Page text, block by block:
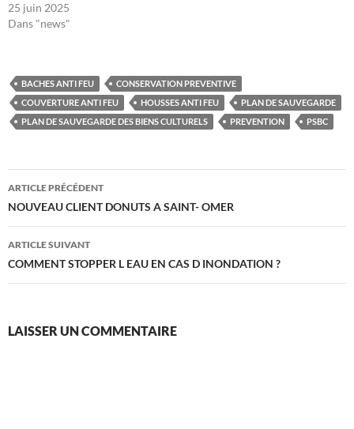
25 juin 2025
Dans "news"
BACHES ANTI FEU
CONSERVATION PREVENTIVE
COUVERTURE ANTI FEU
HOUSSES ANTI FEU
PLAN DE SAUVEGARDE
PLAN DE SAUVEGARDE DES BIENS CULTURELS
PREVENTION PSBC
Navigation
des
articles
ARTICLE PRÉCÉDENT
NOUVEAU CLIENT DONUTS A SAINT- OMER
ARTICLE SUIVANT
COMMENT STOPPER L EAU EN CAS D INONDATION ?
LAISSER UN COMMENTAIRE